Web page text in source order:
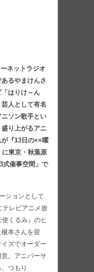
ネットラジオ
るやまけんさ
はりけ～ん
人として有名
ソン歌手とい
り上がるアニ
が『13日の××曜
に東京・秋葉原
式催事空間」で
ションとして
テレビアニメ放
くるみ』のヒ
本さんを迎
ズでオーダー
。アニバーサ
つもり